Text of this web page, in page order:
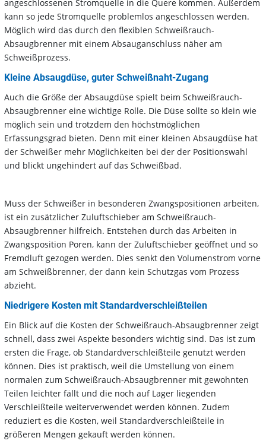
angeschlossenen Stromquelle in die Quere kommen. Außerdem
kann so jede Stromquelle problemlos angeschlossen werden.
Möglich wird das durch den flexiblen Schweißrauch-
Absaugbrenner mit einem Absauganschluss näher am
Schweißprozess.
Kleine Absaugdüse, guter Schweißnaht-Zugang
Auch die Größe der Absaugdüse spielt beim Schweißrauch-
Absaugbrenner eine wichtige Rolle. Die Düse sollte so klein wie
möglich sein und trotzdem den höchstmöglichen
Erfassungsgrad bieten. Denn mit einer kleinen Absaugdüse hat
der Schweißer mehr Möglichkeiten bei der der Positionswahl
und blickt ungehindert auf das Schweißbad.
Muss der Schweißer in besonderen Zwangspositionen arbeiten,
ist ein zusätzlicher Zuluftschieber am Schweißrauch-
Absaugbrenner hilfreich. Entstehen durch das Arbeiten in
Zwangsposition Poren, kann der Zuluftschieber geöffnet und so
Fremdluft gezogen werden. Dies senkt den Volumenstrom vorne
am Schweißbrenner, der dann kein Schutzgas vom Prozess
abzieht.
Niedrigere Kosten mit Standardverschleißteilen
Ein Blick auf die Kosten der Schweißrauch-Absaugbrenner zeigt
schnell, dass zwei Aspekte besonders wichtig sind. Das ist zum
ersten die Frage, ob Standardverschleißteile genutzt werden
können. Dies ist praktisch, weil die Umstellung von einem
normalen zum Schweißrauch-Absaugbrenner mit gewohnten
Teilen leichter fällt und die noch auf Lager liegenden
Verschleißteile weiterverwendet werden können. Zudem
reduziert es die Kosten, weil Standardverschleißteile in
größeren Mengen gekauft werden können.